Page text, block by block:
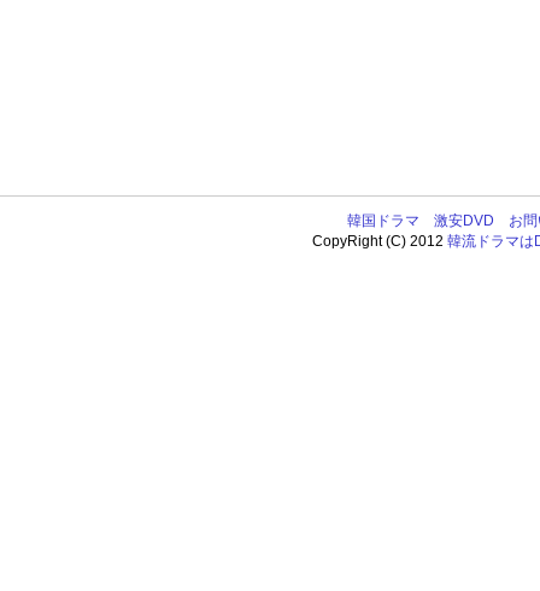
韓国ドラマ 激安DVD
お
CopyRight (C) 2012韓流ドラマは